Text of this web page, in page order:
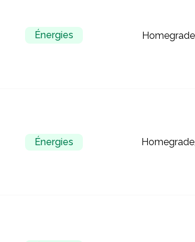
Énergies
Énergies